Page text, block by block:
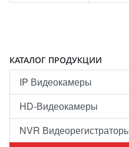
КАТАЛОГ ПРОДУКЦИИ
IP Видеокамеры
HD-Видеокамеры
NVR